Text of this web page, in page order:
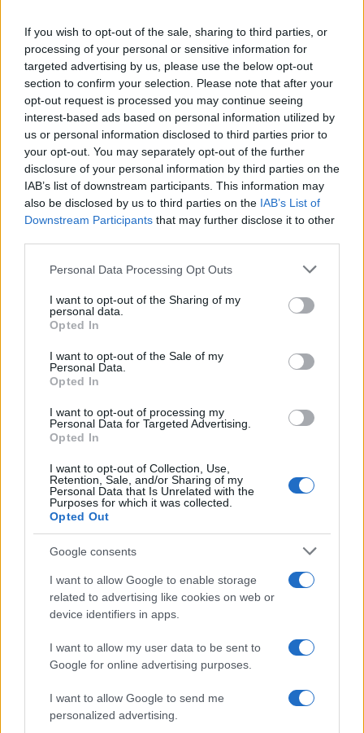
If you wish to opt-out of the sale, sharing to third parties, or
processing of your personal or sensitive information for
targeted advertising by us, please use the below opt-out
section to confirm your selection. Please note that after your
opt-out request is processed you may continue seeing
interest-based ads based on personal information utilized by
us or personal information disclosed to third parties prior to
your opt-out. You may separately opt-out of the further
disclosure of your personal information by third parties on the
IAB’s list of downstream participants. This information may
also be disclosed by us to third parties on the IAB’s List of
Downstream Participants that may further disclose it to other
Please note that this website/app uses one or more Google
not limited to your visit or usage behaviour. You may click to
grant or deny consent to Google and its third-party tags to
use your data for below specified purposes in below Google
consent section.
Personal Data Processing Opt Outs
I want to opt-out of the Sharing of my
personal data.
Opted In
I want to opt-out of the Sale of my
Personal Data.
Opted In
I want to opt-out of processing my
Personal Data for Targeted Advertising.
Opted In
I want to opt-out of Collection, Use,
Retention, Sale, and/or Sharing of my
Personal Data that Is Unrelated with the
Purposes for which it was collected.
Opted Out
Google consents
I want to allow Google to enable storage
related to advertising like cookies on web or
device identifiers in apps.
I want to allow my user data to be sent to
Google for online advertising purposes.
I want to allow Google to send me
personalized advertising.
efficace per chi desidera un trucco duraturo e privo
di imperfezioni. La scelta del prodotto appropriato e
la corretta applicazione possono determinare una
notevole differenza, consentendo di mantenere un
aspetto fresco e vibrante per l’intera giornata.
AUTORE
Staff
LIFESTYLE